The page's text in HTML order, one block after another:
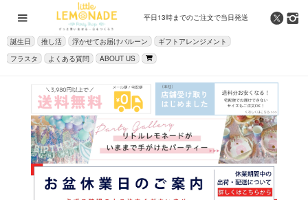
平日13時までのご注文で当日発送
誕生日 推し活 浮かせてお届けバルーン
ギフトアレンジメント
フラスタ
よくある質問 ABOUT US